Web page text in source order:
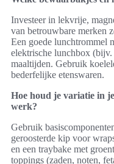
Investeer in lekvrije,
van betrouwbare merken
Een goede lunchtrommel
elektrische lunchbox
maaltijden. Gebruik
bederfelijke etenswaren.
Hoe houd je variatie in
werk?
Gebruik
geroosterde kip voor
en een traybake met
toppings (zaden, noten,